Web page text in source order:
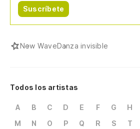
Suscríbete
New WaveDanza invisible
Todos los artistas
A B C D E F G H
M
N O P Q R S T